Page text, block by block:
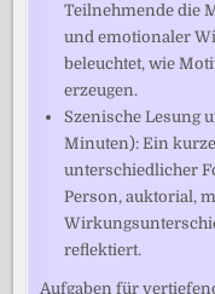
Teilnehmende die
und emotionaler
beleuchtet, wie
erzeugen.
Szenische Lesung
Minuten): Ein
unterschiedlicher
Person, auktorial,
reflektiert.
Aufgaben für